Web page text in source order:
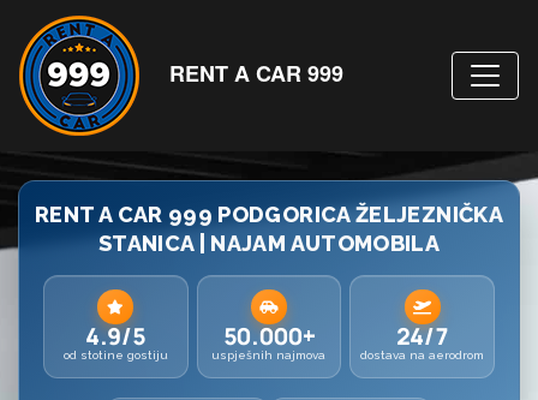
RENT A CAR 999
RENT A CAR 999 PODGORICA ŽELJEZNIČKA
STANICA | NAJAM AUTOMOBILA
4.9/5
od stotine gostiju
50.000+
uspješnih najmova
24/7
dostava na aerodrom